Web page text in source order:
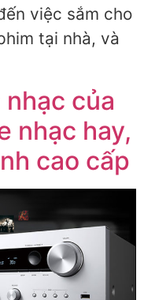
việc sắm cho
tại nhà, và
của
nhạc hay,
cao cấp